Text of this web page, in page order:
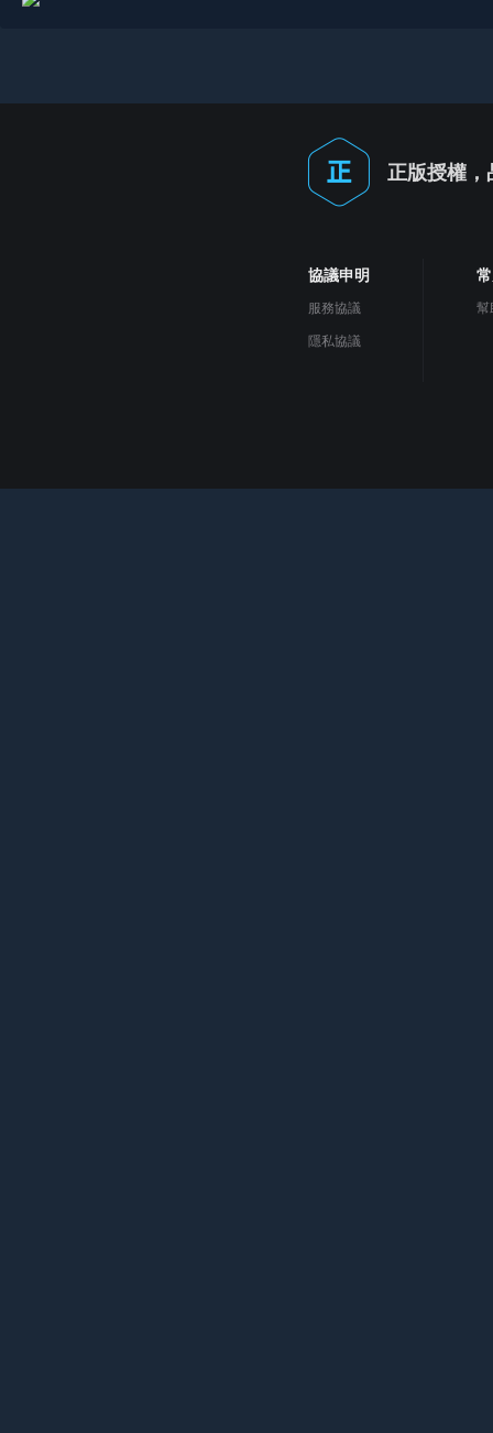
正版授權，
協議申明
服務協議
隱私協議
幫